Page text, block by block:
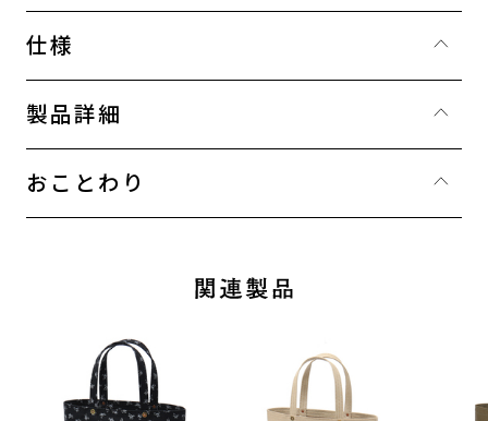
仕様
製品詳細
おことわり
製品をカートに追加できません。
大量購入をご希望のお客様はお電話にてお問
い合わせください。
ご注文の上限